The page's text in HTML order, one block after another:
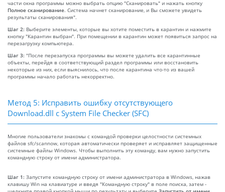
части окна программы можно выбрать опцию "Сканировать" и нажать кнопку
Полное сканирование. Система начнет сканирование, и Вы сможете увидеть
результаты сканирования".
Шаг 2: Выберите элементы, которые вы хотите поместить в карантин и нажмите
кнопку "Карантин выбран". При помещении в карантин может появиться запрос на
перезагрузку компьютера.
Шаг 3: "После перезапуска программы вы можете удалить все карантинные
объекты, перейдя в соответствующий раздел программы или восстановить
некоторые из них, если выяснилось, что после карантина что-то из вашей
программы начало работать некорректно.
Метод 5: Исправить ошибку отсутствующего
Download.dll с System File Checker (SFC)
Многие пользователи знакомы с командой проверки целостности системных
файлов sfc/scannow, которая автоматически проверяет и исправляет защищенные
системные файлы Windows. Чтобы выполнить эту команду, вам нужно запустить
командную строку от имени администратора.
Шаг 1: Запустите командную строку от имени администратора в Windows, нажав
клавишу Win на клавиатуре и введя "Командную строку" в поле поиска, затем -